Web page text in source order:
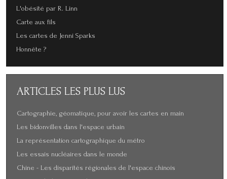
L'obésité par R. Linn
Carte aux fils
Les cartes de Jenni Sparks
Honnête ?
ARTICLES LES PLUS LUS
Cartographie, géomatique, pour avoir les cartes en main
Les bidonvilles dans l'espace urbain
La représentation cartographique du métro
Les essais nucléaires dans le monde
Chine - Les disparités régionales de l'espace chinois